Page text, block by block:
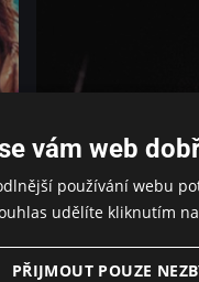
vám web
používání webu
udělíte kliknutím
PŘIJMOUT POUZE